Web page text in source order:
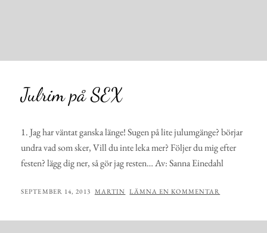
Julrim på SEX
1. Jag har väntat ganska länge! Sugen på lite julumgänge? börjar
undra vad som sker, Vill du inte leka mer? Följer du mig efter
festen? lägg dig ner, så gör jag resten… Av: Sanna Einedahl
PUBLICERAT
SEPTEMBER 14, 2013 AV
MARTIN LÄMNA EN KOMMENTAR